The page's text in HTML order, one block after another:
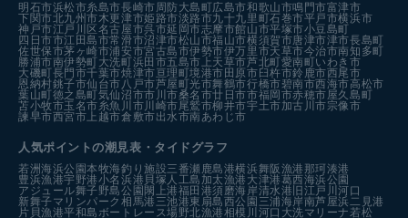
明石市浜松市糸島市長崎市周防大島町広島市和歌山市鳴門市富津市
下関市北九州市木更津市姫路市淡路市九十九里町石巻市平戸市横浜市
神戸市江戸川区 名古屋市呉市延岡市志摩市館山市平塚市小豆島町
四日市市江田島市常滑市沼津市松山市福山市横須賀市唐津市津市長島町
佐世保市茅ヶ崎市浦安市宮古島市伊勢市伊万里市天草市今治市南知多町
勝浦市南伊勢町大洗町浜田市五島市 上天草市芦北町愛南町いわき市
大磯町長門市千葉市焼津市亘理町境港市 田原市 臼杵市鈴鹿市西尾市
恩納村銚子市仙台市八戸市芦屋町光市舞鶴市行橋市碧南市西海市高松市
葉山町徳之島町気仙沼市市川市桑名市廿日市市福岡市赤穂市屋久島町
苫小牧市玉名市糸魚川市川崎市尾鷲市柳井市宇土市加古川市宗像市
諫早市西宮市 上越市倉敷市出水市南あわじ市
人気ポイントの潮見表・タイドグラフ
若洲海浜公園本牧海釣り施設三番瀬 鹿島港横浜舞阪漁港 那珂湊港
豊浜漁港宇野港小名浜港 貝塚人工島 加太漁港 大津港葛西海浜公園
アジュール舞子野島公園 閖上港福田港須磨海岸清水港 旧江戸川河口
新舞子マリンパーク 相馬港 三池港東扇島西公園 三浦海岸南芦屋浜二見港
片貝漁港平和島ボートレース場野北漁港相模川河口 大洗マリーナ若松